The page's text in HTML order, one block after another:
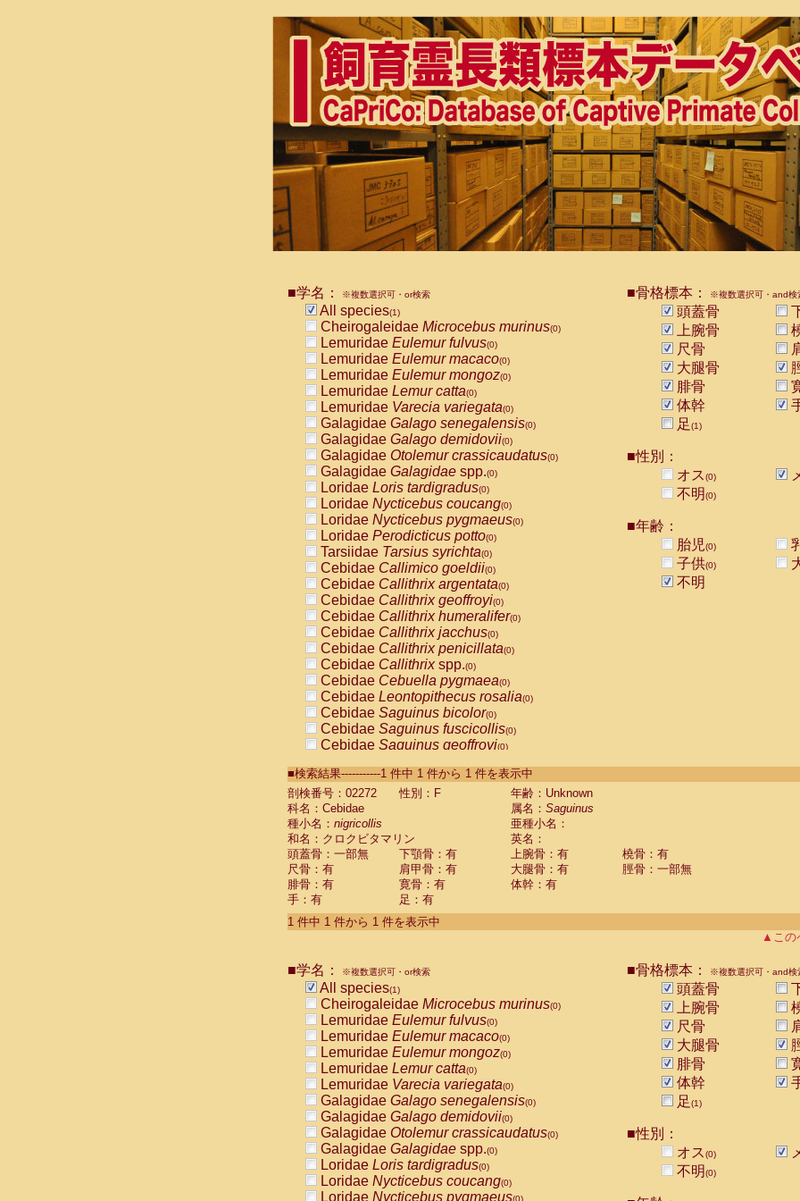
■学名： ※複数選択可・or検索
All species(1)
Cheirogaleidae Microcebus murinus(0)
Lemuridae Eulemur fulvus(0)
Lemuridae Eulemur macaco(0)
Lemuridae Eulemur mongoz(0)
Lemuridae Lemur catta(0)
Lemuridae Varecia variegata(0)
Galagidae Galago senegalensis(0)
Galagidae Galago demidovii(0)
Galagidae Otolemur crassicaudatus(0)
Galagidae Galagidae spp.(0)
Loridae Loris tardigradus(0)
Loridae Nycticebus coucang(0)
Loridae Nycticebus pygmaeus(0)
Loridae Perodicticus potto(0)
Tarsiidae Tarsius syrichta(0)
Cebidae Callimico goeldii(0)
Cebidae Callithrix argentata(0)
Cebidae Callithrix geoffroyi(0)
Cebidae Callithrix humeralifer(0)
Cebidae Callithrix jacchus(0)
Cebidae Callithrix penicillata(0)
Cebidae Callithrixspp.(0)
Cebidae Cebuella pygmaea(0)
Cebidae Leontopithecus rosalia(0)
Cebidae Saguinus bicolor(0)
Cebidae Saguinus fuscicollis(0)
Cebidae Saguinus geoffroyi(0)
CebidaeSaguinus labiatus(0)
Cebidae Saguinus leucopus (0)
Cebidae
CebidaeSaguinus mystax
CebidaeSaguinus nigricollis (1)
Cebidae Saguinus oedipus
Cebidae Saguinus weddelli
Cebidae Saguinusspp.
Cebidae Aotus trivirgatus
Cebidae Cebus albifrons
CebidaeCebus nigrivittatus
CebidaeCebus
CebidaeSaimiri boliviensis(0)
CebidaeSaimiri sciureus(0)
AtelidaeAlouatta caraya(0)
AtelidaeAlouatta fusca(0)
AtelidaeAlouatta seniculus
AtelidaeAlouattaspp.(0)
AtelidaeAteles belzebuth(0)
AtelidaeAteles geoffroyi(0)
AtelidaeAteles paniscus(0)
AtelidaeAtelesspp.(0)
Atelidae Lagothrix lagothricha
AtelidaeLagothrix lagothricha cana
PitheciidaeCacajao calvus rubicundus
■骨格標本： ※複数選択可・and検
頭蓋骨
上腕骨
尺骨
大腿骨
腓骨
体幹
足(1)
■性別：
オス(0)
不明(0)
■年齢：
胎児(0)
子供(0)
不明
■検索結果-----------1 件中 1 件から 1 件を表示中
剖検番号：02272
性別：F
年齢：Unknown
科名：Cebidae
属名： Saguinus
種小名： nigricollis
亜種小名：
和名：クロクビタマリン
英名：
頭蓋骨：一部無
下顎骨：有 上腕骨：有
橈骨：有
尺骨：有
肩甲骨：有 大腿骨：有
脛骨：一部無
腓骨：有
寛骨：有
体幹：有
手：有
足：有
1 件中 1 件から 1 件を表示中
▲この
■学名： ※複数選択可・or検索
All species(1)
Cheirogaleidae Microcebus murinus(0)
Lemuridae Eulemur fulvus(0)
Lemuridae Eulemur macaco(0)
Lemuridae Eulemur mongoz(0)
Lemuridae Lemur catta(0)
Lemuridae Varecia variegata(0)
Galagidae Galago senegalensis(0)
Galagidae Galago demidovii(0)
Galagidae Otolemur crassicaudatus(0)
Galagidae Galagidae spp.(0)
Loridae Loris tardigradus(0)
Loridae Nycticebus coucang(0)
Loridae Nycticebus pygmaeus(0)
■骨格標本： ※複数選択可・and検
頭蓋骨
上腕骨
尺骨
大腿骨
腓骨
体幹
足(1)
■性別：
オス(0)
不明(0)